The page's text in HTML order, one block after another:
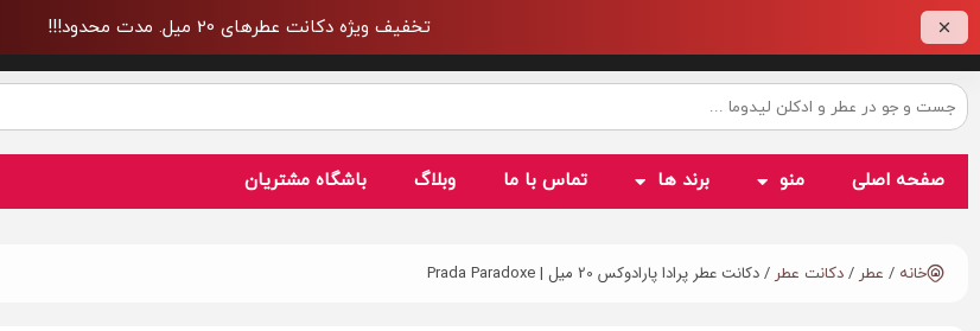
تخفیف ویژه دکانت عطرهای 20 میل. مدت محدود!!!
صفحه اصلی منو برند ها تماس با ما وبلاگ باشگاه مشتریان
خانه / عطر / دکانت عطر / دکانت عطر پرادا پارادوکس 20 میل | Prada Paradoxe